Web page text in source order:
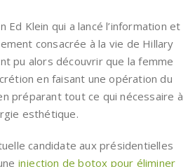
Ed Klein qui a lancé l’information et
consacrée à la vie de Hillary
pu alors découvrir que la femme
en faisant une opération du
préparant tout ce qui nécessaire à
esthétique.
candidate aux présidentielles
injection de botox pour éliminer